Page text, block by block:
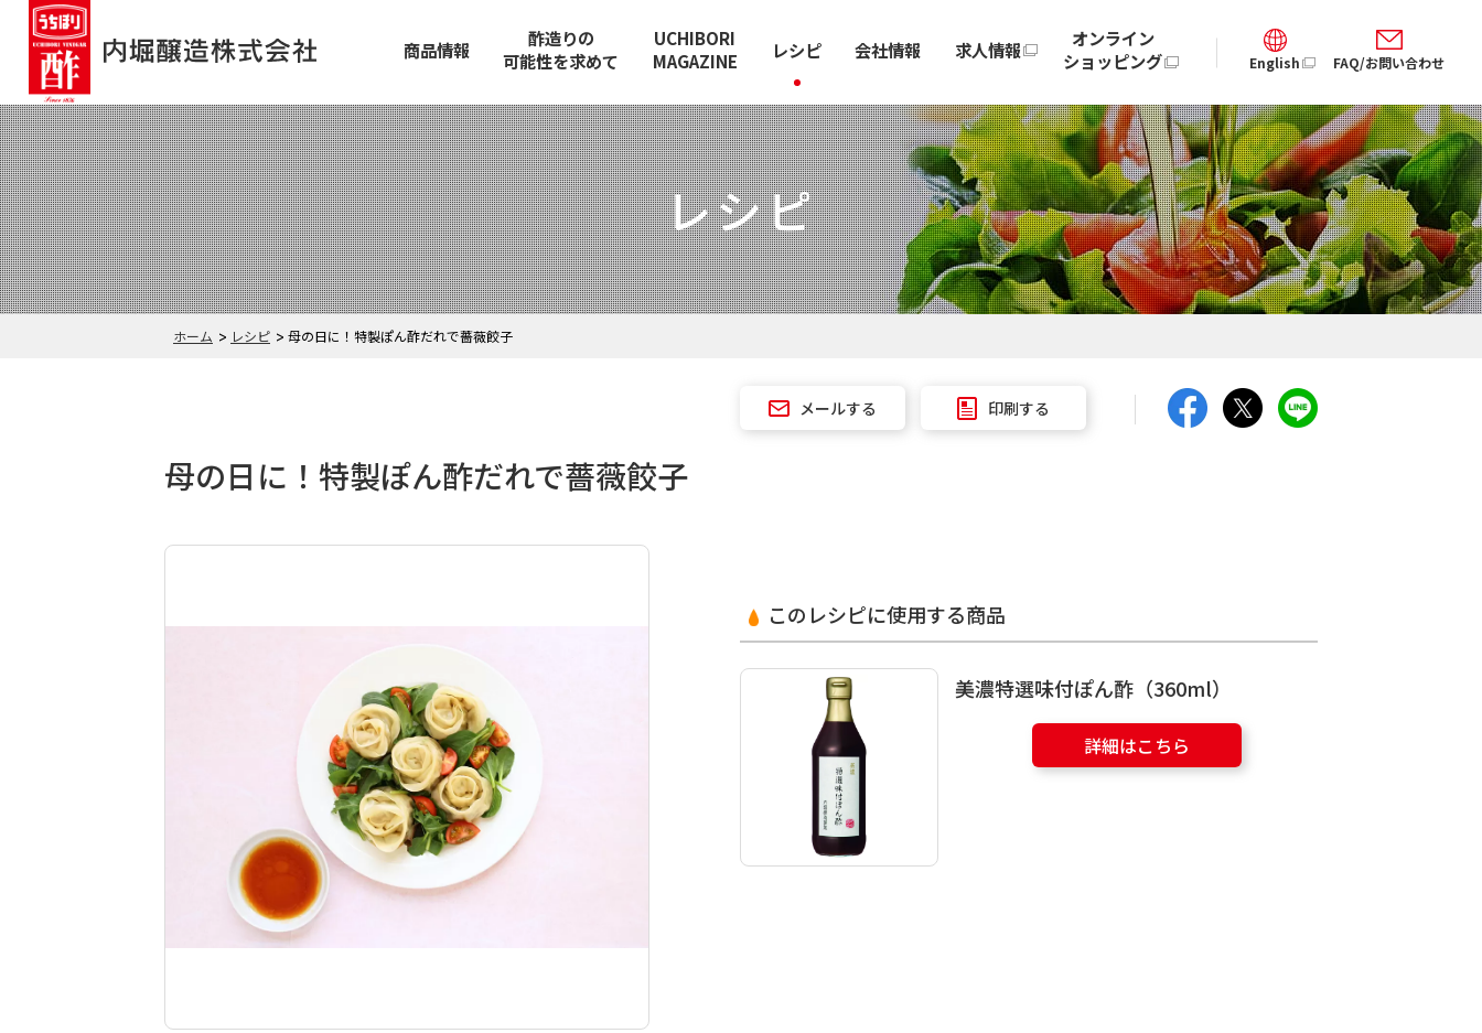
商品情報
酢造りの
可能性を求めて
UCHIBORI
MAGAZINE
レシピ 会社情報 求人情報
オンライン
ショッピング
English FAQ/お問い合わせ
レシピ
ホーム レシピ 母の日に！特製ぽん酢だれで薔薇餃子
母の日に！特製ぽん酢だれで薔薇餃子
メールする 印刷する
このレシピに使用する商品
美濃特選味付ぽん酢（360ml）
詳細はこちら